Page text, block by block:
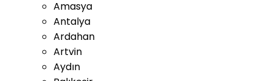
Amasya
Antalya
Ardahan
Artvin
Aydın